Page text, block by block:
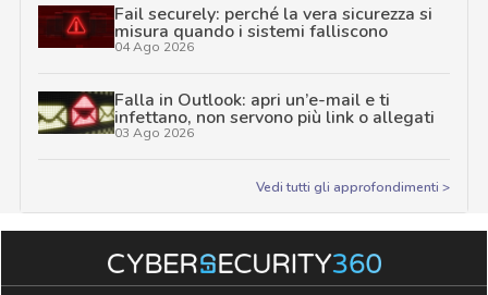
Fail securely: perché la vera sicurezza si
misura quando i sistemi falliscono
04 Ago 2026
Falla in Outlook: apri un’e-mail e ti
infettano, non servono più link o allegati
03 Ago 2026
Vedi tutti gli approfondimenti >